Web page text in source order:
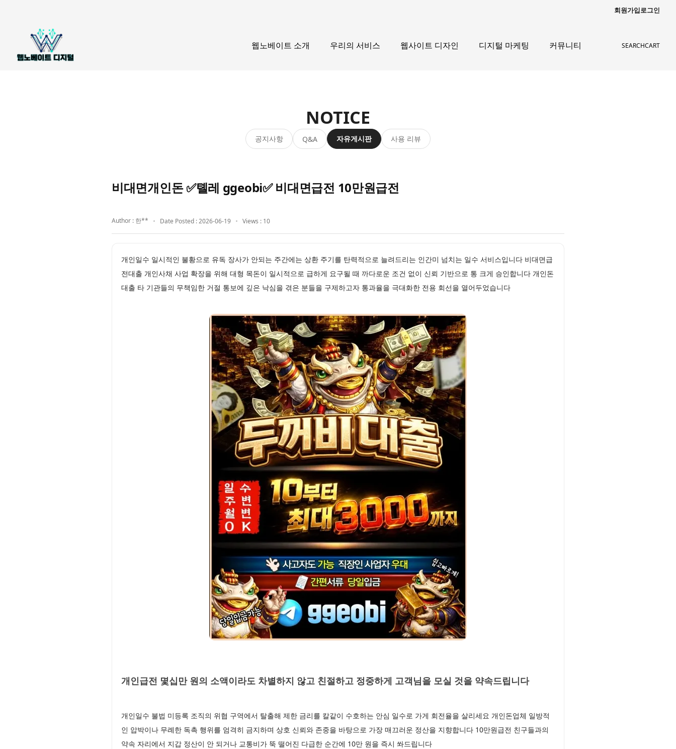
회원가입로그인
웹노베이트 소개 우리의 서비스 웹사이트 디자인 디지털 마케팅 커뮤니티 SEARCHCART
NOTICE
공지사항 Q&A 자유게시판 사용 리뷰
비대면개인돈 ✅톌레 ggeobi✅ 비대면급전 10만원급전
Author : 한** Date Posted : 2026-06-19 Views : 10
개인일수 일시적인 불황으로 유독 장사가 안되는 주간에는 상환 주기를 탄력적으로 늘려드리는 인간미 넘치는 일수 서비스입니다 비대면급
전대출 개인사채 사업 확장을 위해 대형 목돈이 일시적으로 급하게 요구될 때 까다로운 조건 없이 신뢰 기반으로 통 크게 승인합니다 개인돈
대출 타 기관들의 무책임한 거절 통보에 깊은 낙심을 겪은 분들을 구제하고자 통과율을 극대화한 전용 회선을 열어두었습니다
개인급전 몇십만 원의 소액이라도 차별하지 않고 친절하고 정중하게 고객님을 모실 것을 약속드립니다
개인일수 불법 미등록 조직의 위협 구역에서 탈출해 제한 금리를 칼같이 수호하는 안심 일수로 가게 회전율을 살리세요 개인돈업체 일방적
인 압박이나 무례한 독촉 행위를 엄격히 금지하며 상호 신뢰와 존중을 바탕으로 가장 매끄러운 정산을 지향합니다 10만원급전 친구들과의
약속 자리에서 지갑 정산이 안 되거나 교통비가 뚝 떨어진 다급한 순간에 10만 원을 즉시 쏴드립니다